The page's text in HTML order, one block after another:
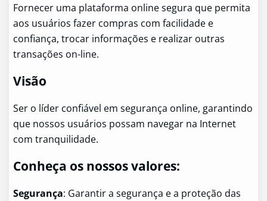
Fornecer uma plataforma online segura que permita
aos usuários fazer compras com facilidade e
confiança, trocar informações e realizar outras
transações on-line.
Visão
Ser o líder confiável em segurança online, garantindo
que nossos usuários possam navegar na Internet
com tranquilidade.
Conheça os nossos valores:
Segurança: Garantir a segurança e a proteção das